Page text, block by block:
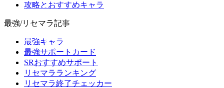
攻略とおすすめキャラ
最強/リセマラ記事
最強キャラ
最強サポートカード
SRおすすめサポート
リセマラランキング
リセマラ終了チェッカー